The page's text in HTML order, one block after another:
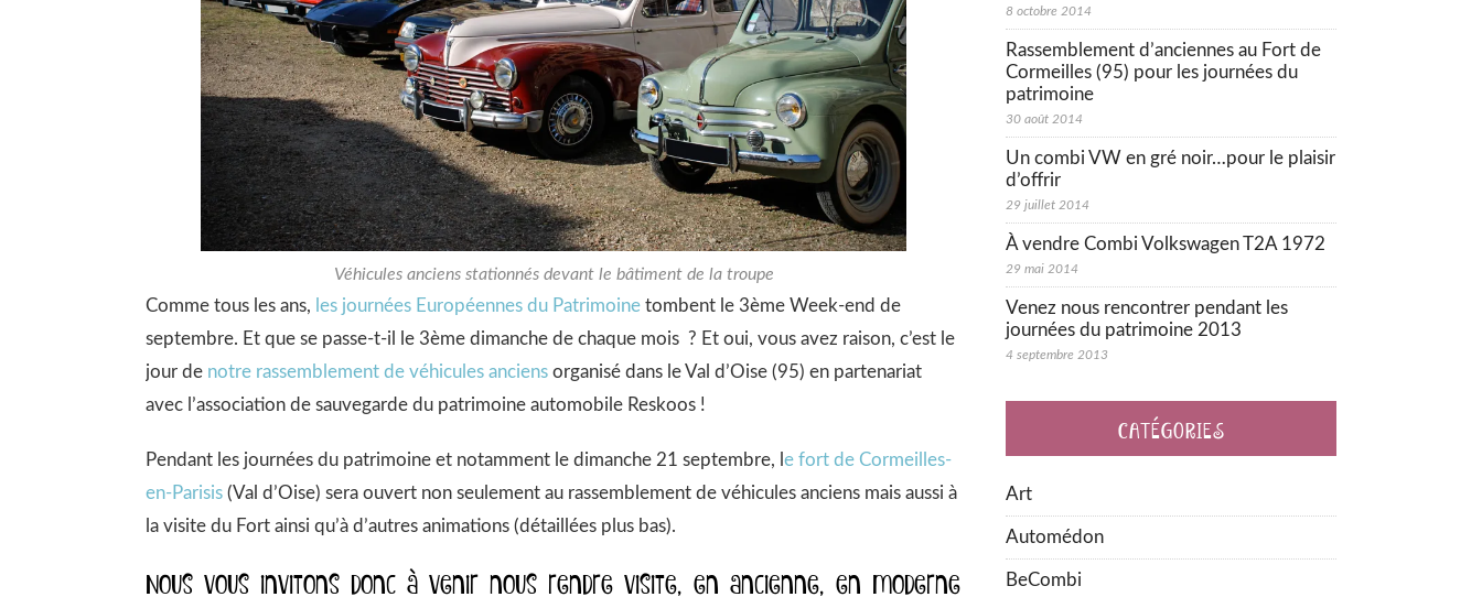
Véhicules anciens stationnés devant le bâtiment de la troupe
Comme tous les ans, les journées Européennes du Patrimoine tombent le 3ème Week-end de
septembre. Et que se passe-t-il le 3ème dimanche de chaque mois ? Et oui, vous avez raison, c’est le
jour de notre rassemblement de véhicules anciens organisé dans le Val d’Oise (95) en partenariat
avec l’association de sauvegarde du patrimoine automobile Reskoos !
Pendant les journées du patrimoine et notamment le dimanche 21 septembre, l e fort de Cormeilles-
en-Parisis (Val d’Oise) sera ouvert non seulement au rassemblement de véhicules anciens mais aussi à
la visite du Fort ainsi qu’à d’autres animations (détaillées plus bas).
Nous vous invitons donc à venir nous rendre visite, en ancienne, en moderne
8 octobre 2014
Rassemblement d’anciennes au Fort de
Cormeilles (95) pour les journées du
patrimoine
30 août 2014
Un combi VW en gré noir…pour le plaisir
d’offrir
29 juillet 2014
À vendre Combi Volkswagen T2A 1972
29 mai 2014
Venez nous rencontrer pendant les
journées du patrimoine 2013
4 septembre 2013
CATÉGORIES
Art
Automédon
BeCombi